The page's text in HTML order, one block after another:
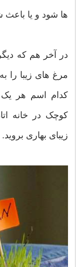
ها شود و یا باعث
در آخر هم که
مرغ های زیبا را
کدام اسم هر یک
کوچک در خانه
زیبای بهاری بروید.